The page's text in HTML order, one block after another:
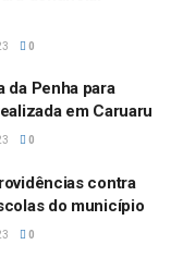
0
da Penha para
em Caruaru
0
contra
do município
0